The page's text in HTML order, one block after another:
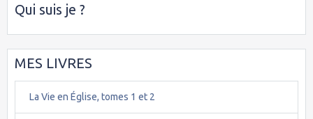
Qui suis je ?
MES LIVRES
La Vie en Église, tomes 1 et 2